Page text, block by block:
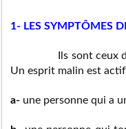
1- LES SYMPTÔMES
Ils sont ceux
Un esprit malin est
a- une personne qui a